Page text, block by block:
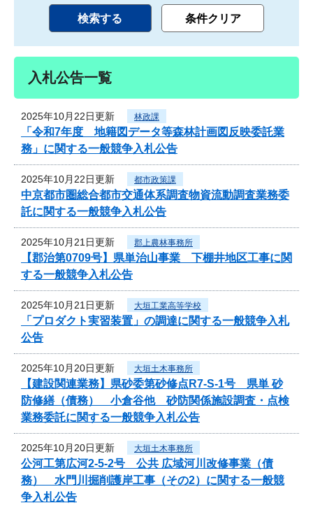
入札公告一覧
2025年10月22日更新 林政課
「令和7年度 地籍図データ等森林計画図反映委託業
務」に関する一般競争入札公告
2025年10月22日更新 都市政策課
中京都市圏総合都市交通体系調査物資流動調査業務委
託に関する一般競争入札公告
2025年10月21日更新 郡上農林事務所
【郡治第0709号】県単治山事業 下棚井地区工事に関
する一般競争入札公告
2025年10月21日更新 大垣工業高等学校
「プロダクト実習装置」の調達に関する一般競争入札
公告
2025年10月20日更新 大垣土木事務所
【建設関連業務】県砂委第砂修点R7-S-1号 県単 砂
防修繕（債務） 小倉谷他 砂防関係施設調査・点検
業務委託に関する一般競争入札公告
2025年10月20日更新 大垣土木事務所
公河工第広河2-5-2号 公共 広域河川改修事業（債
務） 水門川掘削護岸工事（その2）に関する一般競
争入札公告